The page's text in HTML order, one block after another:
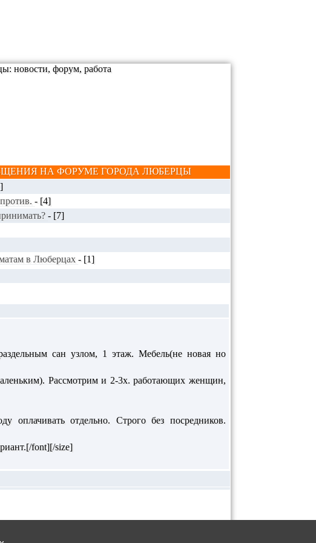
НА ФОРУМЕ ГОРОДА ЛЮБЕРЦЫ
- [4]
- [7]
в Люберцах - [1]
сан узлом, 1 этаж. Мебель(не новая но
Рассмотрим и 2-3х. работающих женщин,
оплачивать отдельно. Строго без посредников.
font][/size]